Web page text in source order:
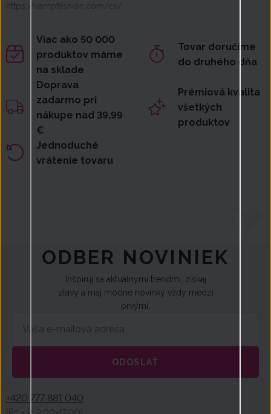
https://vampfashion.com/cs/
Viac ako 50 000
produktov máme
na sklade
Tovar doručíme
do druhého dňa
Doprava
zadarmo pri
nákupe nad 39,99
€
Prémiová kvalita
všetkých
produktov
Jednoduché
vrátenie tovaru
ODBER NOVINIEK
Inšpiruj sa aktuálnymi trendmi, získaj
zľavy a maj módne novinky vždy medzi
prvými.
ODOSLAŤ
+420 777 881 040